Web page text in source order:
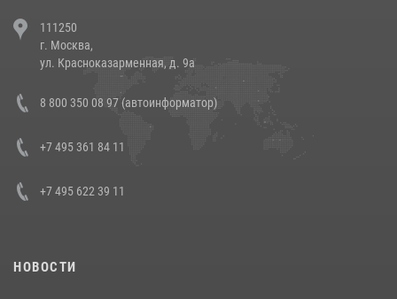
напавших на бригаду скорой помощи (видео)
14 июля 2026, 12:20
В Росгвардии прошла военно-научная конференция по обобщению
боевого опыта
111250
г. Москва,
ул. Красноказарменная, д. 9а
8 800 350 08 97 (автоинформатор)
+7 495 361 84 11
+7 495 622 39 11
НОВОСТИ